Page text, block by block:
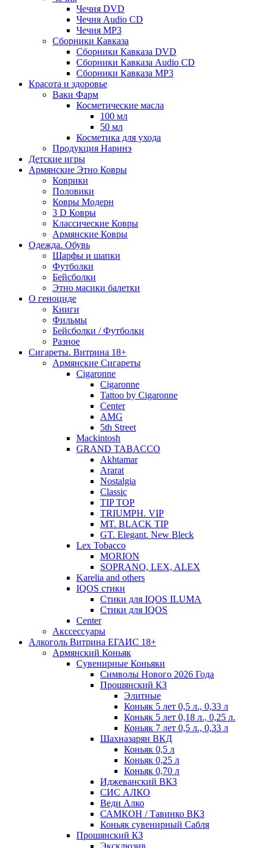
Чечня DVD
Чечня Audio CD
Чечня MP3
Сборники Кавказа
Сборники Кавказа DVD
Сборники Кавказа Audio CD
Сборники Кавказа MP3
Красота и здоровье
Ваки Фарм
Косметические масла
100 мл
50 мл
Косметика для ухода
Продукция Наринэ
Детские игры
Армянские Этно Ковры
Коврики
Половики
Ковры Модерн
3 D Ковры
Классические Ковры
Армянские Ковры
Одежда. Обувь
Шарфы и шапки
Футболки
Бейсболки
Этно масики балетки
О геноциде
Книги
Фильмы
Бейсболки / Футболки
Разное
Сигареты. Витрина 18+
Армянские Сигареты
Cigaronne
Cigaronne
Tattoo by Cigaronne
Center
AMG
5th Street
Mackintosh
GRAND TABACCO
Akhtamar
Ararat
Nostalgia
Classic
TIP TOP
TRIUMPH. VIP
MT. BLACK TIP
GT. Elegant. New Bleck
Lex Tobacco
MORION
SOPRANO, LEX, ALEX
Karelia and others
IQOS стики
Стики для IQOS ILUMA
Стики для IQOS
Сenter
Акссессуары
Алкоголь Витрина ЕГАИС 18+
Армянский Коньяк
Сувенирные Коньяки
Символы Нового 2026 Года
Прошянский КЗ
Элитные
Коньяк 5 лет 0,5 л., 0,33 л
Коньяк 5 лет 0,18 л., 0,25 л.
Коньяк 7 лет 0,5 л., 0,33 л
Шахназарян ВКД
Коньяк 0,5 л
Коньяк 0,25 л
Коньяк 0,70 л
Иджеванский ВКЗ
СИС АЛКО
Веди Алко
САМКОН / Тавинко ВКЗ
Коньяк сувенирный Сабля
Прошянский КЗ
Эксклюзив